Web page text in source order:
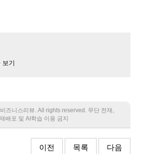
보기
즈니스리뷰. All rights reserved. 무단 전재,
재배포 및 AI학습 이용 금지
이전 목록 다음